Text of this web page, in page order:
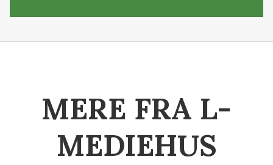
MERE FRA L-
MEDIEHUS